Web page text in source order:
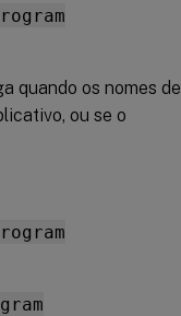
quando os nomes de
ou se o